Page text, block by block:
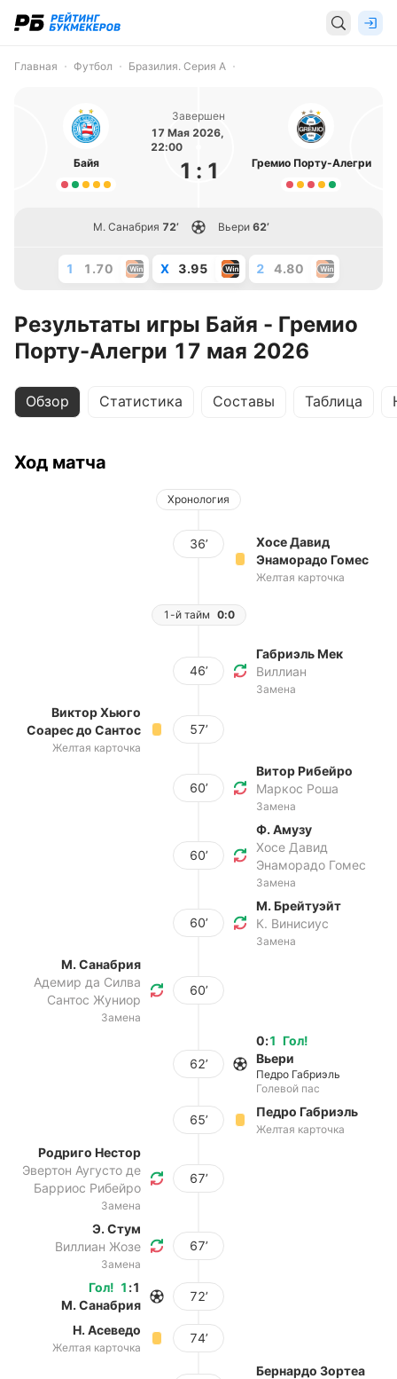
Главная Футбол Бразилия. Серия А
Байя
Завершен
17 Мая 2026,
22:00
1 : 1 Гремио Порту-Алегри
М. Санабрия 72’ Вьери 62’
1 1.70 X 3.95 2 4.80
Результаты игры Байя - Гремио
Порту-Алегри 17 мая 2026
Обзор Статистика Составы Таблица
Ход матча
Хронология
36’
Хосе Давид
Энаморадо Гомес
Желтая карточка
1-й тайм 0:0
46’
Габриэль Мек
Виллиан
Замена
Виктор Хьюго
Соарес до Сантос
Желтая карточка
57’
60’
Витор Рибейро
Маркос Роша
Замена
60’
Ф. Амузу
Хосе Давид
Энаморадо Гомес
Замена
60’
М. Брейтуэйт
К. Винисиус
Замена
М. Санабрия
Адемир да Силва
Сантос Жуниор
Замена
60’
62’
Гол!
0:1
Вьери
Педро Габриэль
Голевой пас
65’
Педро Габриэль
Желтая карточка
Родриго Нестор
Эвертон Аугусто де
Барриос Рибейро
Замена
67’
Э. Стум
Виллиан Жозе
Замена
67’
Гол! 1 :1
М. Санабрия
72’
Н. Асеведо
Желтая карточка
74’
Бернардо Зортеа